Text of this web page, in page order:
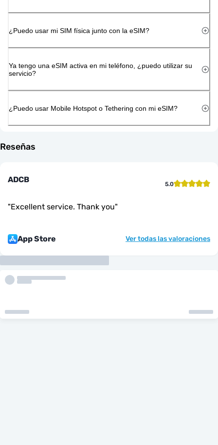
¿Puedo usar mi SIM física junto con la eSIM?
Ya tengo una eSIM activa en mi teléfono, ¿puedo utilizar su
servicio?
¿Puedo usar Mobile Hotspot o Tethering con mi eSIM?
Reseñas
ADCB 5.0
"Excellent service. Thank you"
App Store Ver todas las valoraciones